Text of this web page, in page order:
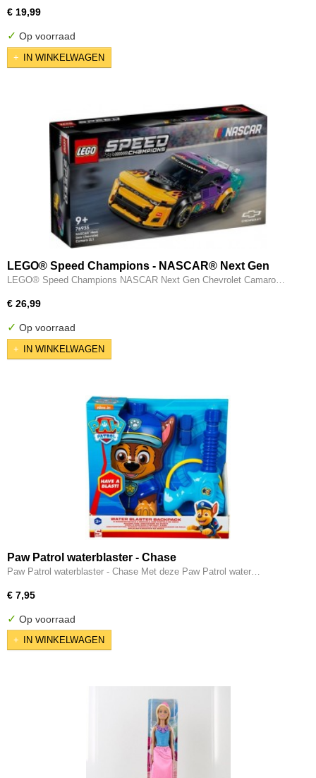
€ 19,99
✓ Op voorraad
IN WINKELWAGEN
LEGO® Speed Champions - NASCAR® Next Gen
Chevrolet Camaro ZL1 - 76935
LEGO® Speed Champions NASCAR Next Gen Chevrolet Camaro…
€ 26,99
✓ Op voorraad
IN WINKELWAGEN
Paw Patrol waterblaster - Chase
Paw Patrol waterblaster - Chase Met deze Paw Patrol water…
€ 7,95
✓ Op voorraad
IN WINKELWAGEN